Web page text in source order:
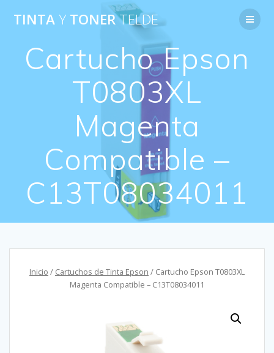
Saltar
al
contenido
TINTAY TONERTELDE
Cartucho Epson
T0803XL
Magenta
Compatible –
C13T08034011
Inicio / Cartuchos de Tinta Epson / Cartucho Epson T0803XL
Magenta Compatible – C13T08034011